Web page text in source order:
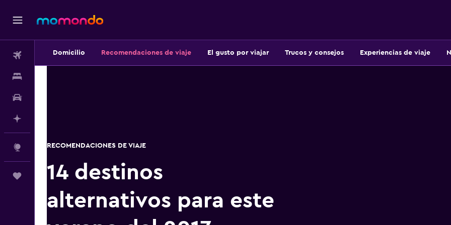
Vuelos
Explore
Domicilio Recomendaciones de viaje El gusto por viajar Trucos y consejos Experiencias de viaje
RECOMENDACIONES DE VIAJE
14 destinos
alternativos para este